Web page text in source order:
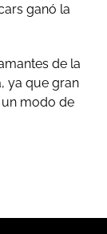
ganó la
de la
ya que gran
modo de